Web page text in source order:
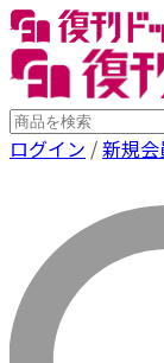
ログイン /新規